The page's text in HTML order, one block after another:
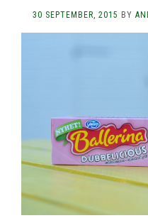
30 SEPTEMBER, 2015 BY